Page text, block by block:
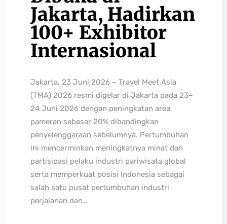
Jakarta, Hadirkan
100+ Exhibitor
Internasional
Jakarta, 23 Juni 2026 – Travel Meet Asia
(TMA) 2026 resmi digelar di Jakarta pada 23–
24 Juni 2026 dengan peningkatan area
pameran sebesar 20% dibandingkan
penyelenggaraan sebelumnya. Pertumbuhan
ini mencerminkan meningkatnya minat dan
partisipasi pelaku industri pariwisata global
serta memperkuat posisi Indonesia sebagai
salah satu pusat pertumbuhan industri
perjalanan dan…